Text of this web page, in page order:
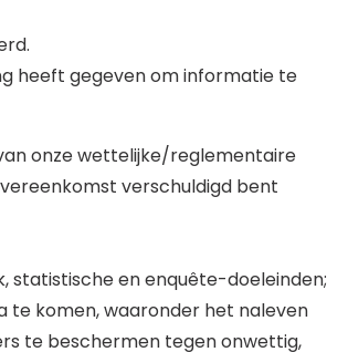
heeft gegeven om informatie te
onze wettelijke/reglementaire
verschuldigd bent
statistische en enquête-doeleinden;
te komen, waaronder het naleven
te beschermen tegen onwettig,